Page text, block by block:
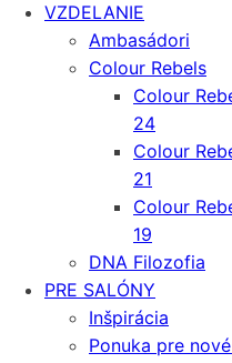
VZDELANIE
Ambasádori
Colour Rebels
Colour
24
Colour
21
Colour
19
DNA Filozofia
PRE SALÓNY
Inšpirácia
Ponuka pre